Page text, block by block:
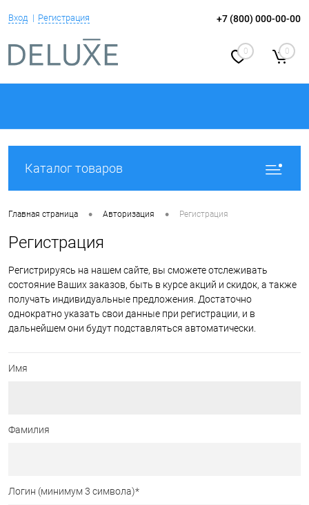
Вход Регистрация +7 (800) 000-00-00
0 0
Каталог товаров
Главная страница • Авторизация • Регистрация
Регистрация
Регистрируясь на нашем сайте, вы сможете отслеживать
состояние Ваших заказов, быть в курсе акций и скидок, а также
получать индивидуальные предложения. Достаточно
однократно указать свои данные при регистрации, и в
дальнейшем они будут подставляться автоматически.
Имя
Фамилия
Логин (минимум 3 символа)*